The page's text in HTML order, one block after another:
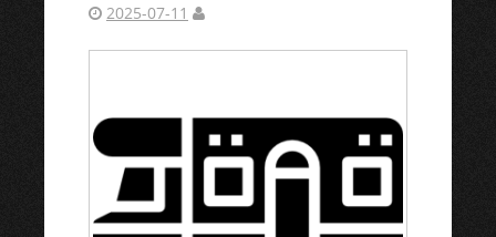
2025-07-11